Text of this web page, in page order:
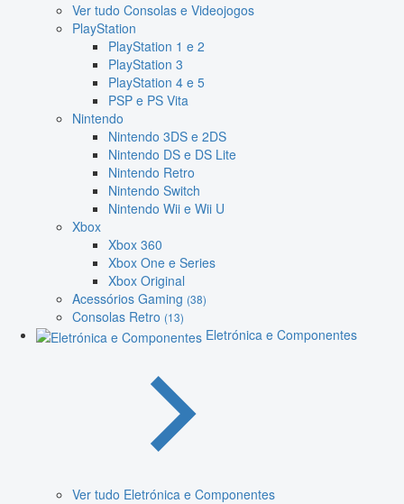
Ver tudo Consolas e Videojogos
PlayStation
PlayStation 1 e 2
PlayStation 3
PlayStation 4 e 5
PSP e PS Vita
Nintendo
Nintendo 3DS e 2DS
Nintendo DS e DS Lite
Nintendo Retro
Nintendo Switch
Nintendo Wii e Wii U
Xbox
Xbox 360
Xbox One e Series
Xbox Original
Acessórios Gaming (38)
Consolas Retro (13)
Eletrónica e Componentes
Ver tudo Eletrónica e Componentes